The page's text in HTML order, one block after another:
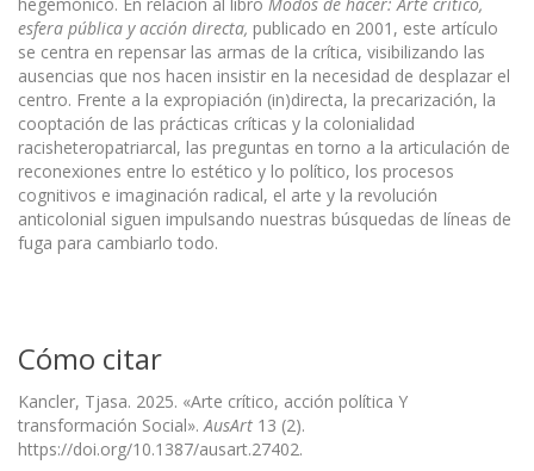
esfera pública y acción directa, publicado en 2001, este artículo
se centra en repensar las armas de la crítica, visibilizando las
ausencias que nos hacen insistir en la necesidad de desplazar el
centro. Frente a la expropiación (in)directa, la precarización, la
cooptación de las prácticas críticas y la colonialidad
racisheteropatriarcal, las preguntas en torno a la articulación de
reconexiones entre lo estético y lo político, los procesos
cognitivos e imaginación radical, el arte y la revolución
anticolonial siguen impulsando nuestras búsquedas de líneas de
fuga para cambiarlo todo.
Cómo citar
Kancler, Tjasa. 2025. «Arte crítico, acción política Y
transformación Social». AusArt 13 (2).
https://doi.org/10.1387/ausart.27402.